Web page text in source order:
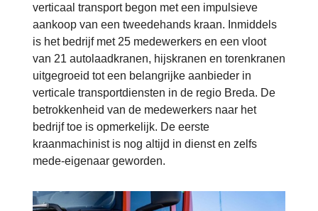
verticaal transport begon met een impulsieve
aankoop van een tweedehands kraan. Inmiddels
is het bedrijf met 25 medewerkers en een vloot
van 21 autolaadkranen, hijskranen en torenkranen
uitgegroeid tot een belangrijke aanbieder in
verticale transportdiensten in de regio Breda. De
betrokkenheid van de medewerkers naar het
bedrijf toe is opmerkelijk. De eerste
kraanmachinist is nog altijd in dienst en zelfs
mede-eigenaar geworden.